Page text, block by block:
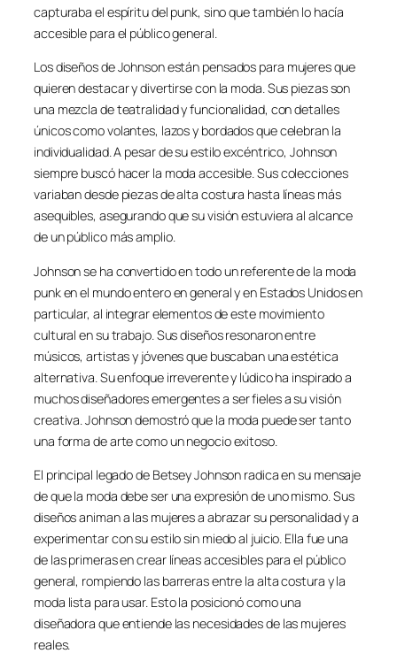
capturaba el espíritu del punk, sino que también lo hacía
accesible para el público general.
Los diseños de Johnson están pensados para mujeres que
quieren destacar y divertirse con la moda. Sus piezas son
una mezcla de teatralidad y funcionalidad, con detalles
únicos como volantes, lazos y bordados que celebran la
individualidad. A pesar de su estilo excéntrico, Johnson
siempre buscó hacer la moda accesible. Sus colecciones
variaban desde piezas de alta costura hasta líneas más
asequibles, asegurando que su visión estuviera al alcance
de un público más amplio.
Johnson se ha convertido en todo un referente de la moda
punk en el mundo entero en general y en Estados Unidos en
particular, al integrar elementos de este movimiento
cultural en su trabajo. Sus diseños resonaron entre
músicos, artistas y jóvenes que buscaban una estética
alternativa. Su enfoque irreverente y lúdico ha inspirado a
muchos diseñadores emergentes a ser fieles a su visión
creativa. Johnson demostró que la moda puede ser tanto
una forma de arte como un negocio exitoso.
El principal legado de Betsey Johnson radica en su mensaje
de que la moda debe ser una expresión de uno mismo. Sus
diseños animan a las mujeres a abrazar su personalidad y a
experimentar con su estilo sin miedo al juicio. Ella fue una
de las primeras en crear líneas accesibles para el público
general, rompiendo las barreras entre la alta costura y la
moda lista para usar. Esto la posicionó como una
diseñadora que entiende las necesidades de las mujeres
reales.